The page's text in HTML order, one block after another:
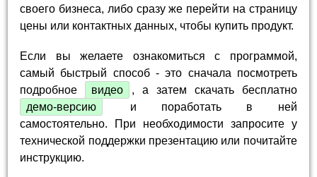
своего бизнеса, либо сразу же перейти на страницу
цены или контактных данных, чтобы купить продукт.
Если вы желаете ознакомиться с программой,
самый быстрый способ - это сначала посмотреть
подробное
видео
, а затем скачать бесплатно
демо-версию
и поработать в ней
самостоятельно. При необходимости запросите у
технической поддержки презентацию или почитайте
инструкцию.